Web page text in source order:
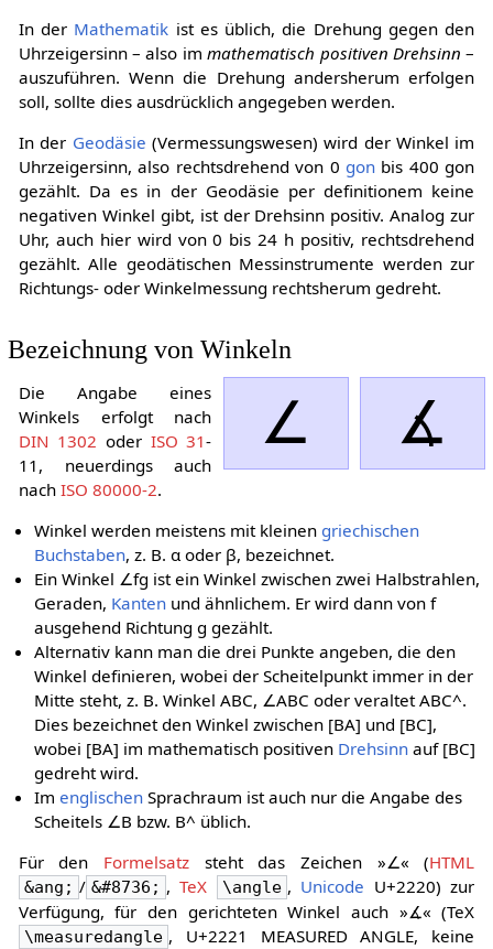
In der Mathematik ist es üblich, die Drehung gegen den
Uhrzeigersinn – also immathematisch positiven Drehsinn –
auszuführen. Wenn die Drehung andersherum erfolgen
soll, sollte dies ausdrücklich angegeben werden.
In der Geodäsie (Vermessungswesen) wird der Winkel im
Uhrzeigersinn, also rechtsdrehend von 0 gonbis 400 gon
gezählt. Da es in der Geodäsie per definitionem keine
negativen Winkel gibt, ist der Drehsinn positiv. Analog zur
Uhr, auch hier wird von 0 bis 24 h positiv, rechtsdrehend
gezählt. Alle geodätischen Messinstrumente werden zur
Richtungs- oder Winkelmessung rechtsherum gedreht.
Bezeichnung von Winkeln
∡
∠
Die Angabe eines
Winkels erfolgt nach
DIN 1302 oder ISO 31-
11, neuerdings auch
nach ISO 80000-2.
Winkel werden meistens mit kleinen griechischen
Buchstaben, z. B.α oder β, bezeichnet.
Ein Winkel ∠fg ist ein Winkel zwischen zwei Halbstrahlen,
Geraden, Kanten und ähnlichem. Er wird dann vonf
ausgehend Richtungg gezählt.
Alternativ kann man die drei Punkte angeben, die den
Winkel definieren, wobei der Scheitelpunkt immer in der
Mitte steht, z. B. Winkel ABC, ∠ABC oder veraltetABC^.
Dies bezeichnet den Winkel zwischen [BA] und [BC],
wobei [BA] im mathematisch positiven Drehsinn auf [BC]
gedreht wird.
Imenglischen Sprachraum ist auch nur die Angabe des
Scheitels ∠B bzw. B^ üblich.
Für den Formelsatz steht das Zeichen »∠« (HTML
&ang; / &#8736; ,TeX \angle , Unicode U+2220) zur
Verfügung, für den gerichteten Winkel auch »∡« (TeX
\measuredangle , U+2221 MEASURED ANGLE, keine